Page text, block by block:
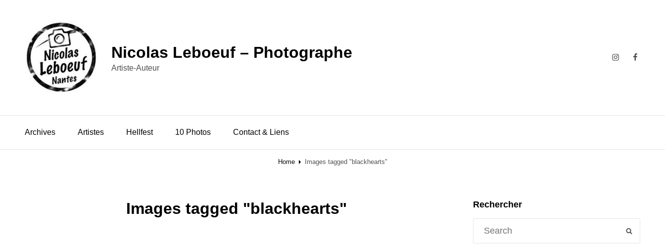
Nicolas Leboeuf – Photographe
Artiste-Auteur
Insta
Archives Artistes Hellfest 10 Photos Contact & Liens
Home Images tagged "blackhearts"
Images tagged "blackhearts" Rechercher